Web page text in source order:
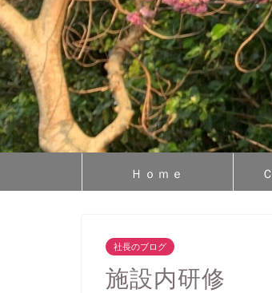
Ｈｏｍｅ
社長のブログ
施設内研修